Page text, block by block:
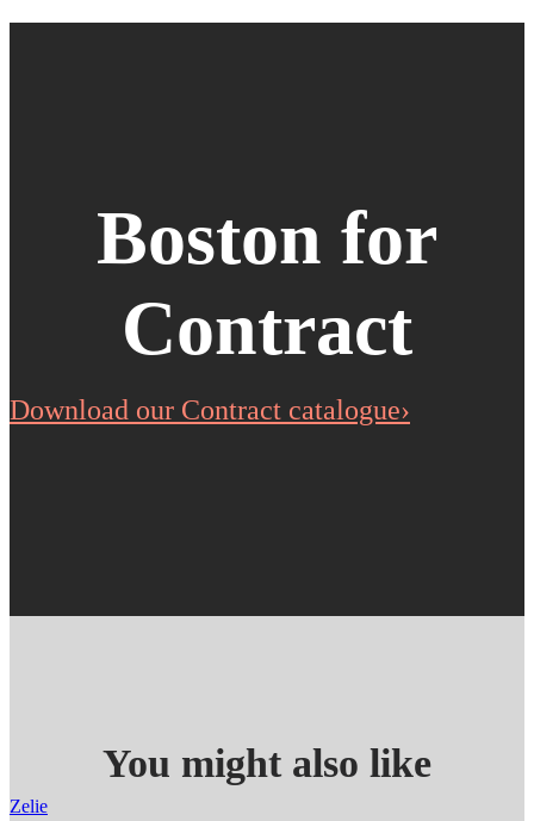
Boston for
Contract
Download our Contract catalogue›
You might also like
Zelie